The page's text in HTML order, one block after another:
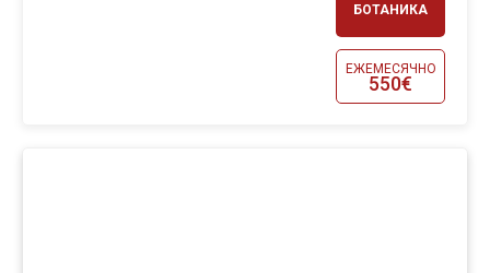
БОТАНИКА
ЕЖЕМЕСЯЧНО
550€